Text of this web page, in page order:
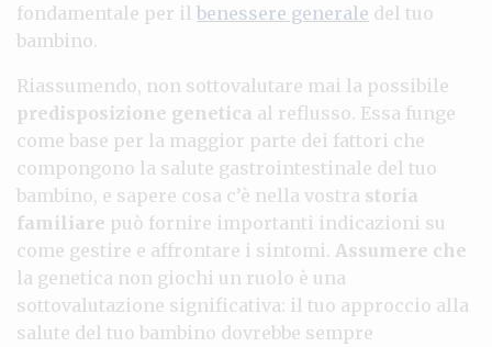
fondamentale per il benessere generale del tuo
bambino.
Riassumendo, non sottovalutare mai la possibile
predisposizione genetica al reflusso. Essa funge
come base per la maggior parte dei fattori che
compongono la salute gastrointestinale del tuo
bambino, e sapere cosa c’è nella vostra storia
familiare può fornire importanti indicazioni su
come gestire e affrontare i sintomi. Assumere che
la genetica non giochi un ruolo è una
sottovalutazione significativa: il tuo approccio alla
salute del tuo bambino dovrebbe sempre